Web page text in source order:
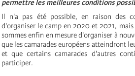
permettre les meilleures conditions
Il n'a pas été possible, en raison des
d'organiser le camp en 2020 et 2021,
sommes enfin en mesure d'organiser à
que les camarades européens atteindront
et que certains camarades d'autres
participer.